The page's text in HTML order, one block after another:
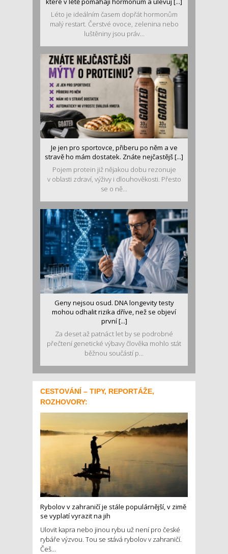
Léto je ideálním časem dopřát hormonům
malý restart. Čerstvé ovoce, zelenina nebo
luštěniny jsou práv...
Je jen pro sportovce, přiberu po něm a ve
stravě ho mám dostatek. Znáte nejčastějš [...]
Pojem protein již nějakou dobu rezonuje
v oblasti zdraví, výživy i dlouhověkosti. Přesto
se o ně...
Geny nejsou osud. DNA longevity testy
mohou odhalit rizika dříve, než se objeví
první [...]
Za deset až patnáct let by se podrobné
přečtení genetické výbavy člověka mohlo stát
běžnou součástí p...
CESTOVÁNÍ – TIPY, REPORTÁŽE,
ROZHOVORY:
Rybolov v zahraničí je stále populárnější, v zimě
se vyplatí vyrazit na jih
Ulovit kapra nebo jinou rybu už není pro české
rybáře výzvou. Tou se stává rybolov v zahraničí.
Češ...